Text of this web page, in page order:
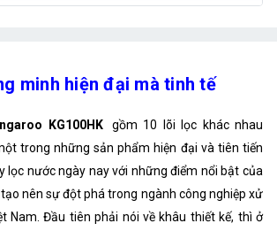
minh hiện đại mà tinh tế
KG100HK
gồm 10 lõi lọc khác nhau
trong những sản phẩm hiện đại và tiên tiến
lọc nước ngày nay với những điểm nổi bật của
nên sự đột phá trong ngành công nghiệp xử
Nam. Đầu tiên phải nói về khâu thiết kế, thì ở